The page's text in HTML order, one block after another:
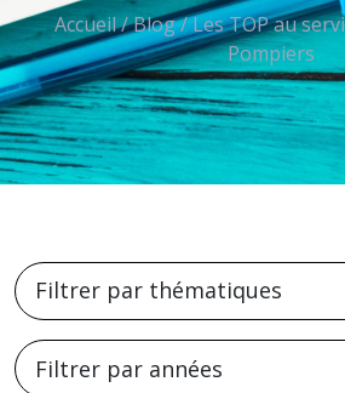
Accueil/Blog/Les TOP au
Pompiers
Filtrer par thématiques
Filtrer par années